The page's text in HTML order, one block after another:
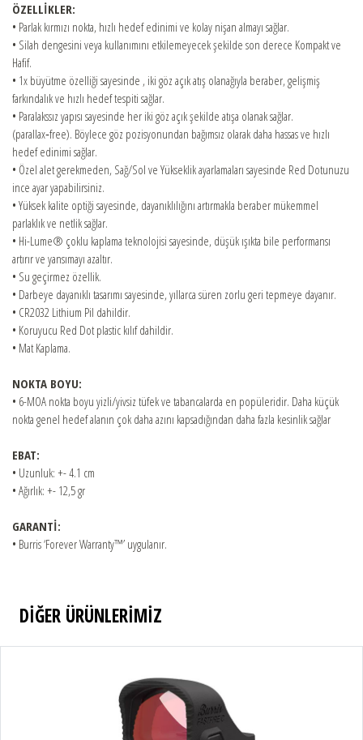
ÖZELLİKLER:
• Parlak kırmızı nokta, hızlı hedef edinimi ve kolay nişan almayı sağlar.
• Silah dengesini veya kullanımını etkilemeyecek şekilde son derece Kompakt ve
Hafif.
• 1x büyütme özelliği sayesinde , iki göz açık atış olanağıyla beraber, gelişmiş
farkındalık ve hızlı hedef tespiti sağlar.
• Paralakssız yapısı sayesinde her iki göz açık şekilde atışa olanak sağlar.
(parallax‑free). Böylece göz pozisyonundan bağımsız olarak daha hassas ve hızlı
hedef edinimi sağlar.
• Özel alet gerekmeden, Sağ/Sol ve Yükseklik ayarlamaları sayesinde Red Dotunuzu
ince ayar yapabilirsiniz.
• Yüksek kalite optiği sayesinde, dayanıklılığını artırmakla beraber mükemmel
parlaklık ve netlik sağlar.
• Hi-Lume® çoklu kaplama teknolojisi sayesinde, düşük ışıkta bile performansı
artırır ve yansımayı azaltır.
• Su geçirmez özellik.
• Darbeye dayanıklı tasarımı sayesinde, yıllarca süren zorlu geri tepmeye dayanır.
• CR2032 Lithium Pil dahildir.
• Koruyucu Red Dot plastic kılıf dahildir.
• Mat Kaplama.
NOKTA BOYU:
• 6-MOA nokta boyu yizli/yivsiz tüfek ve tabancalarda en popüleridir. Daha küçük
nokta genel hedef alanın çok daha azını kapsadığından daha fazla kesinlik sağlar
EBAT:
• Uzunluk: +- 4.1 cm
• Ağırlık: +- 12,5 gr
GARANTİ:
• Burris ‘Forever Warranty™’ uygulanır.
DİĞER ÜRÜNLERİMİZ